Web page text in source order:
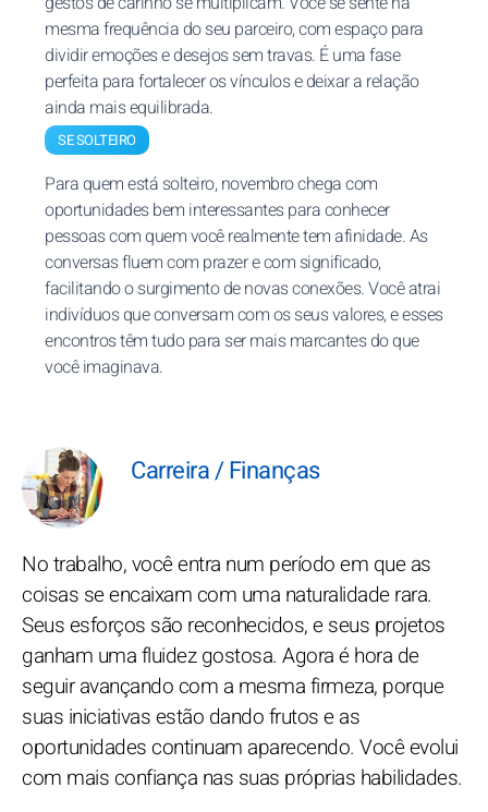
mesma frequência do seu parceiro, com espaço para
dividir emoções e desejos sem travas. É uma fase
perfeita para fortalecer os vínculos e deixar a relação
ainda mais equilibrada.
SE SOLTEIRO
Para quem está solteiro, novembro chega com
oportunidades bem interessantes para conhecer
pessoas com quem você realmente tem afinidade. As
conversas fluem com prazer e com significado,
facilitando o surgimento de novas conexões. Você atrai
indivíduos que conversam com os seus valores, e esses
encontros têm tudo para ser mais marcantes do que
você imaginava.
Carreira / Finanças
No trabalho, você entra num período em que as
coisas se encaixam com uma naturalidade rara.
Seus esforços são reconhecidos, e seus projetos
ganham uma fluidez gostosa. Agora é hora de
seguir avançando com a mesma firmeza, porque
suas iniciativas estão dando frutos e as
oportunidades continuam aparecendo. Você evolui
com mais confiança nas suas próprias habilidades.